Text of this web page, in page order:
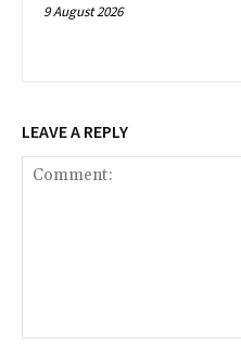
9 August 2026
LEAVE A REPLY